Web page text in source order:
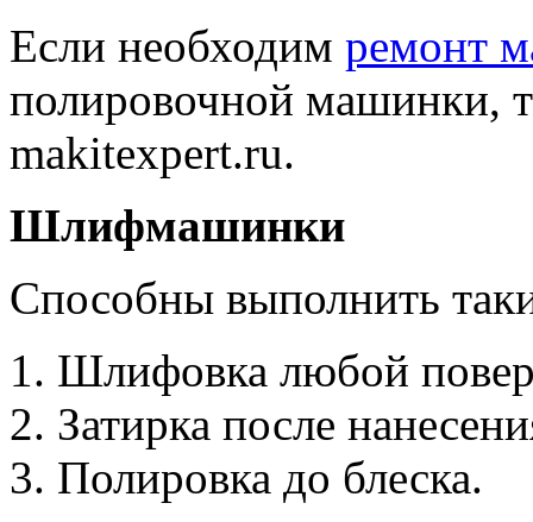
Если необходим ремонт
полировочной машинки,
makitexpert.ru.
Шлифмашинки
Способны выполнить
1. Шлифовка любой
2. Затирка после
3. Полировка до блеска.